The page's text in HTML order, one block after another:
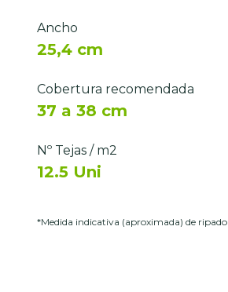
Ancho
25,4 cm
Cobertura recomendada
37 a 38 cm
Nº Tejas / m2
12.5 Uni
*Medida indicativa (aproximada) de ripado